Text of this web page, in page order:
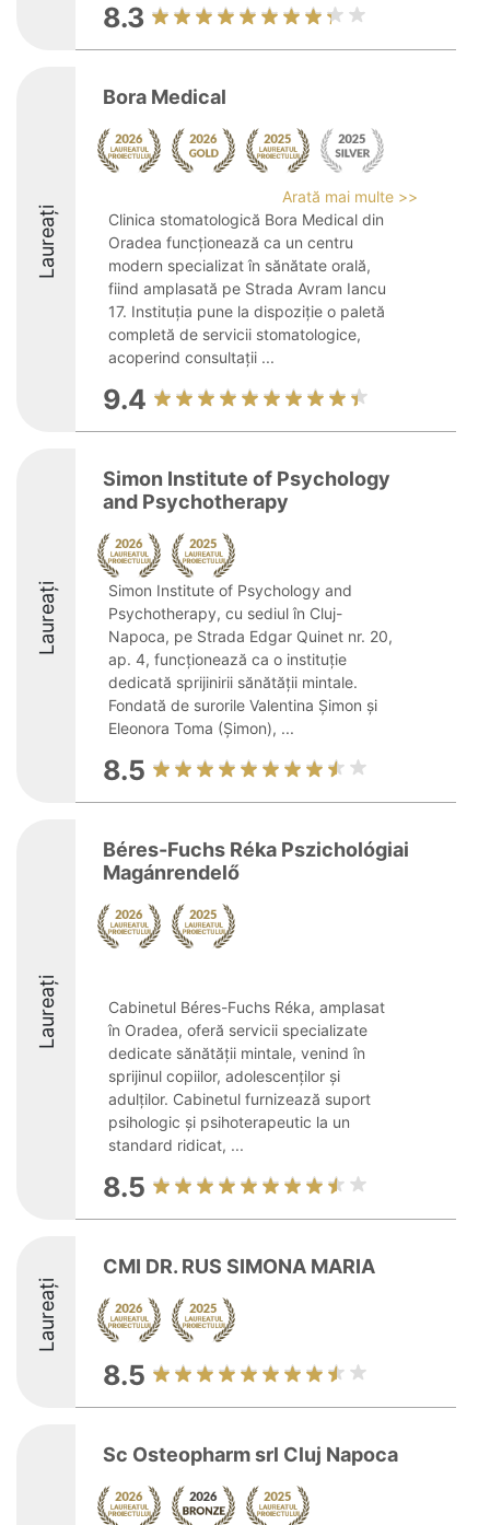
8.3
Laureați
Bora Medical
Arată mai multe >>
Clinica stomatologică Bora Medical din
Oradea funcționează ca un centru
modern specializat în sănătate orală,
fiind amplasată pe Strada Avram Iancu
17. Instituția pune la dispoziție o paletă
completă de servicii stomatologice,
acoperind consultații ...
9.4
Laureați
Simon Institute of Psychology
and Psychotherapy
Simon Institute of Psychology and
Psychotherapy, cu sediul în Cluj-
Napoca, pe Strada Edgar Quinet nr. 20,
ap. 4, funcționează ca o instituție
dedicată sprijinirii sănătății mintale.
Fondată de surorile Valentina Șimon și
Eleonora Toma (Șimon), ...
8.5
Laureați
Béres-Fuchs Réka Pszichológiai
Magánrendelő
Cabinetul Béres-Fuchs Réka, amplasat
în Oradea, oferă servicii specializate
dedicate sănătății mintale, venind în
sprijinul copiilor, adolescenților și
adulților. Cabinetul furnizează suport
psihologic și psihoterapeutic la un
standard ridicat, ...
8.5
Laureați
CMI DR. RUS SIMONA MARIA
8.5
Sc Osteopharm srl Cluj Napoca